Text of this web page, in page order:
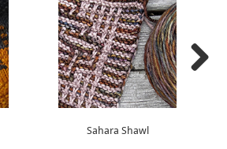
Sahara Shawl